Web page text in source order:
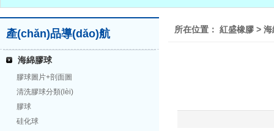
產(chǎn)品導(dǎo)航
海綿膠球
膠球圖片+剖面圖
清洗膠球分類(lèi)
膠球
硅化球
所在位置： 紅盛橡膠 > 海